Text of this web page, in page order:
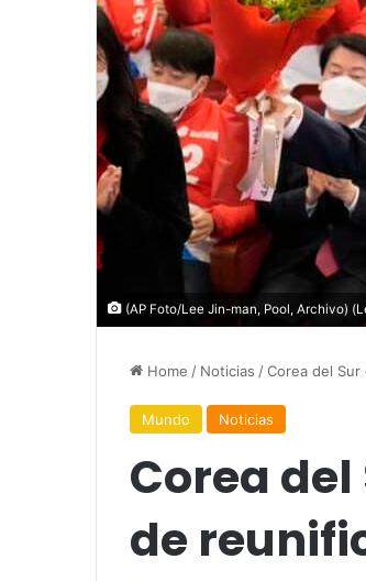
(AP Foto/Lee Jin-man, Pool, Archivo)
Home / Noticias /Corea del
Mundo Noticias
Corea
de